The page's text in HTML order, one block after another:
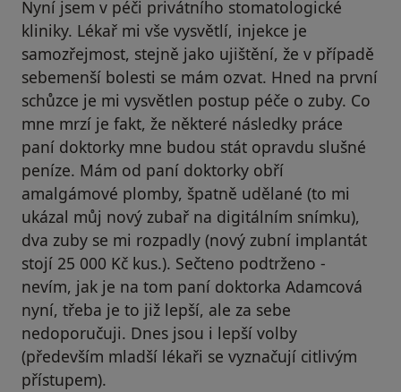
Nyní jsem v péči privátního stomatologické
kliniky. Lékař mi vše vysvětlí, injekce je
samozřejmost, stejně jako ujištění, že v případě
sebemenší bolesti se mám ozvat. Hned na první
schůzce je mi vysvětlen postup péče o zuby. Co
mne mrzí je fakt, že některé následky práce
paní doktorky mne budou stát opravdu slušné
peníze. Mám od paní doktorky obří
amalgámové plomby, špatně udělané (to mi
ukázal můj nový zubař na digitálním snímku),
dva zuby se mi rozpadly (nový zubní implantát
stojí 25 000 Kč kus.). Sečteno podtrženo -
nevím, jak je na tom paní doktorka Adamcová
nyní, třeba je to již lepší, ale za sebe
nedoporučuji. Dnes jsou i lepší volby
(především mladší lékaři se vyznačují citlivým
přístupem).